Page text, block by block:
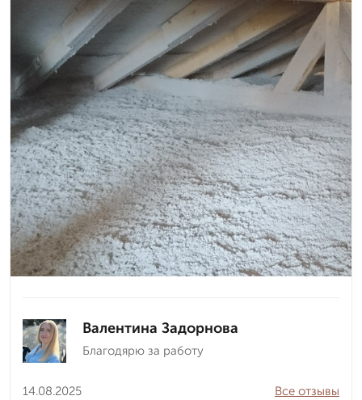
Валентина Задорнова
Благодярю за работу
14.08.2025
Все отзывы